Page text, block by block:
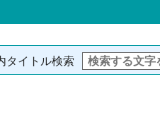
タイトル検索